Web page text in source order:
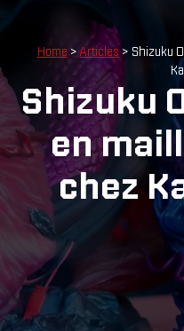
Home > Articles > Shizuku
Shizuku
en
chez